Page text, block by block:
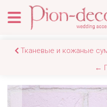
Тканевые и кожаные
←